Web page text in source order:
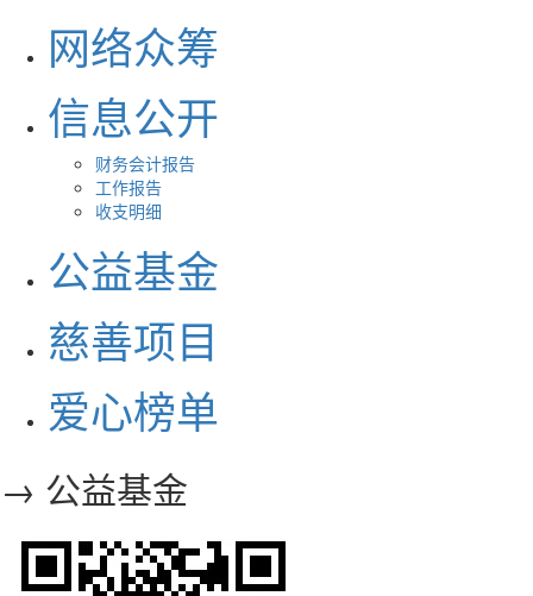
网络众筹
信息公开
财务会计报告
工作报告
收支明细
公益基金
慈善项目
爱心榜单
→ 公益基金